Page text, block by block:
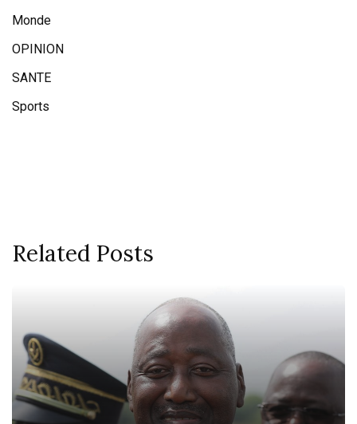
Monde
OPINION
SANTE
Sports
Related Posts